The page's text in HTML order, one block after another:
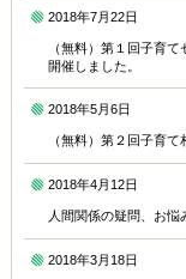
2018年7月22日
（無料）第１回子育
開催しました。
2018年5月6日
（無料）第２回子育て
2018年4月12日
人間関係の疑問、お悩
2018年3月18日